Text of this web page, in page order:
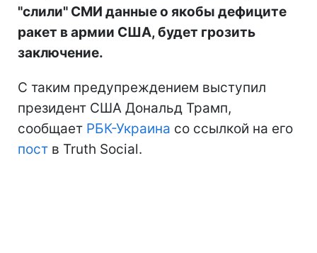
"слили" СМИ данные о якобы дефиците
ракет в армии США, будет грозить
заключение.
С таким предупреждением выступил
президент США Дональд Трамп,
сообщает РБК-Украина со ссылкой на его
пост в Truth Social.